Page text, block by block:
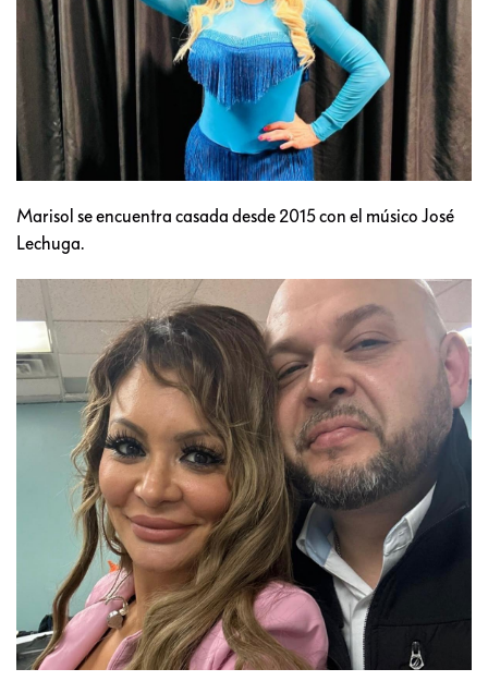
Marisol se encuentra casada desde 2015 con el músico José
Lechuga.